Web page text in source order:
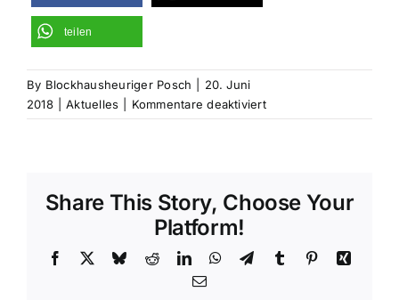
teilen
By Blockhausheuriger Posch
20. Juni
2018
Aktuelles Kommentare deaktiviertfür
Erfolgreich
Neunkirchen
Share This Story, Choose Your
Platform!
Facebook BlueskyRedditLinkedInWhatsApp
TelegramTumblr PinterestXing
Email